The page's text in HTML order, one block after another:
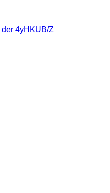
4yHKUB/Z